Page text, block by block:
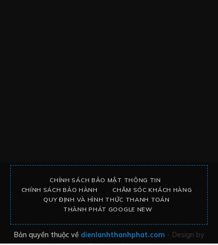
CHÍNH SÁCH BẢO MẬT THÔNG TIN
CHÍNH SÁCH BẢO HÀNH
CHĂM SÓC KHÁCH HÀNG
QUY ĐỊNH VÀ HÌNH THỨC THANH TOÁN
THÀNH PHÁT GOOGLE NEW
Bản quyền thuộc về dienlanhthanhphat.com - Design by